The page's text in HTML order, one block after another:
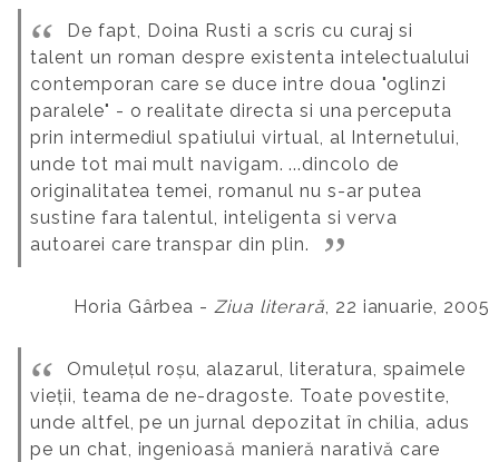
De fapt, Doina Rusti a scris cu curaj si
talent un roman despre existenta intelectualului
contemporan care se duce intre doua "oglinzi
paralele" - o realitate directa si una perceputa
prin intermediul spatiului virtual, al Internetului,
unde tot mai mult navigam. ...dincolo de
originalitatea temei, romanul nu s-ar putea
sustine fara talentul, inteligenta si verva
autoarei care transpar din plin.
Horia Gârbea -Ziua literară, 22 ianuarie, 2005
Omulețul roșu, alazarul, literatura, spaimele
vieții, teama de ne-dragoste. Toate povestite,
unde altfel, pe un jurnal depozitat în chilia, adus
pe un chat, ingenioasă manieră narativă care